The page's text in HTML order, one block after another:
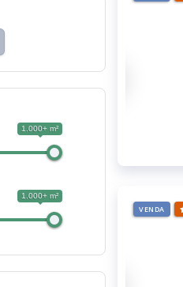
1.000+ m²
1.000+ m²
VENDA